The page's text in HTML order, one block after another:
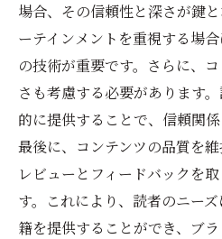
場合、その信頼性と深さが鍵
ーテインメントを重視する場
の技術が重要です。さらに、
さも考慮する必要があります
的に提供することで、信頼関係
最後に、コンテンツの品質を
レビューとフィードバックを
す。これにより、読者のニー
籍を提供することができ、ブ